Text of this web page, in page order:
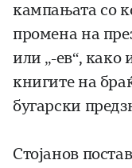
кампањата со
промена на
или „-ев“, како
книгите на
бугарски
Стојанов